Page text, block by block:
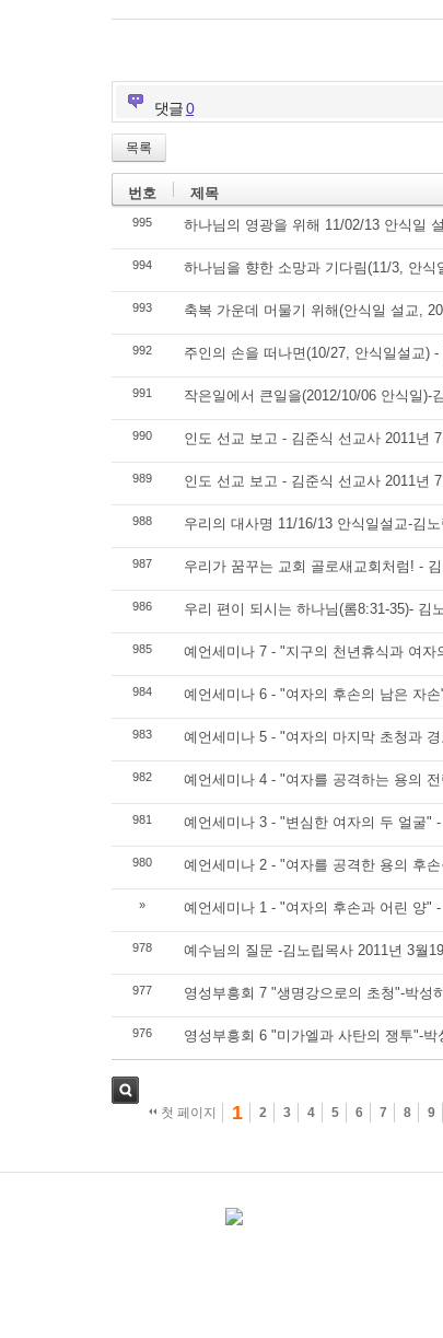
댓글0
목록
번호 제목
995 하나님의 영광을 위해 11/02/13 안식일
994 하나님을 향한 소망과 기다림(11/3, 안식
993 축복 가운데 머물기 위해(안식일 설교,
992 주인의 손을 떠나면(10/27, 안식일설교)
991 작은일에서 큰일을(2012/10/06 안식일)-
990 인도 선교 보고 - 김준식 선교사 2011년
989 인도 선교 보고 - 김준식 선교사 2011년
988 우리의 대사명 11/16/13 안식일설교-김노
987 우리가 꿈꾸는 교회 골로새교회처럼! -
986 우리 편이 되시는 하나님(롬8:31-35)- 김
985 예언세미나 7 - "지구의 천년휴식과 여
984 예언세미나 6 - "여자의 후손의 남은 자
983 예언세미나 5 - "여자의 마지막 초청과
982 예언세미나 4 - "여자를 공격하는 용의
981 예언세미나 3 - "변심한 여자의 두 얼굴"
980 예언세미나 2 - "여자를 공격한 용의 후
» 예언세미나 1 - "여자의 후손과 어린 양"
978 예수님의 질문 -김노립목사 2011년 3월
977 영성부흥회 7 "생명강으로의 초청"-박성
976 영성부흥회 6 "미가엘과 사탄의 쟁투"-
첫 페이지 1 2 3 4 5 6 7 8 9